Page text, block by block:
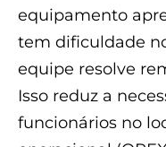
equipamento
tem dificuldade
equipe resolve
Isso reduz a
funcionários no